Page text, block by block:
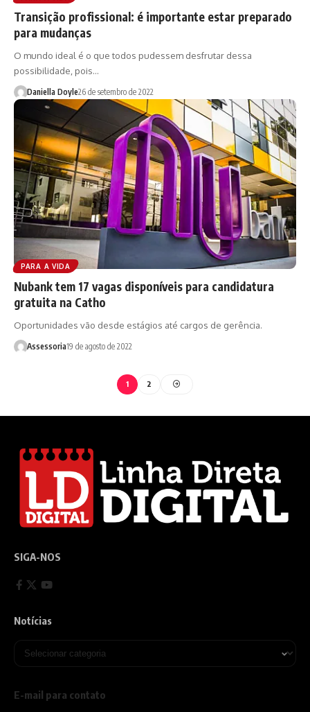
Transição profissional: é importante estar preparado
para mudanças
O mundo ideal é o que todos pudessem desfrutar dessa
possibilidade, pois…
Daniella Doyle26 de setembro de 2022
PARA A VIDA
Nubank tem 17 vagas disponíveis para candidatura
gratuita na Catho
Oportunidades vão desde estágios até cargos de gerência.
Assessoria19 de agosto de 2022
1 2
SIGA-NOS
Notícias
E-mail para contato